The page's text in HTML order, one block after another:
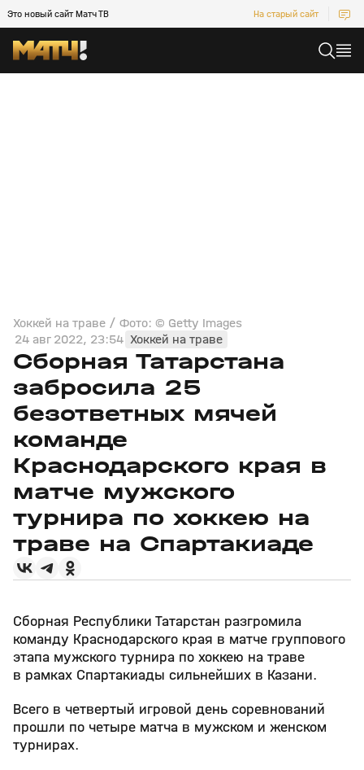
Это новый сайт Матч ТВ На старый сайт
Хоккей на траве / Фото: © Getty Images
24 авг 2022, 23:54 Хоккей на траве
Сборная Татарстана
забросила 25
безответных мячей
команде
Краснодарского края в
матче мужского
турнира по хоккею на
траве на Спартакиаде
Сборная Республики Татарстан разгромила
команду Краснодарского края в матче группового
этапа мужского турнира по хоккею на траве
в рамках Спартакиады сильнейших в Казани.
Всего в четвертый игровой день соревнований
прошли по четыре матча в мужском и женском
турнирах.